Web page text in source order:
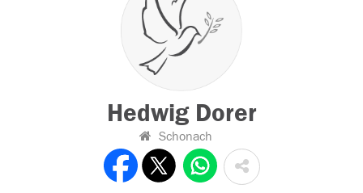
Hedwig Dorer
Schonach